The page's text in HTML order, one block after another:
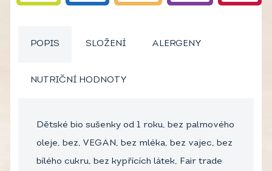
POPIS SLOŽENÍ ALERGENY
NUTRIČNÍ HODNOTY
Dětské bio sušenky od 1 roku, bez palmového
oleje, bez, VEGAN, bez mléka, bez vajec, bez
bílého cukru, bez kypřících látek, Fair trade